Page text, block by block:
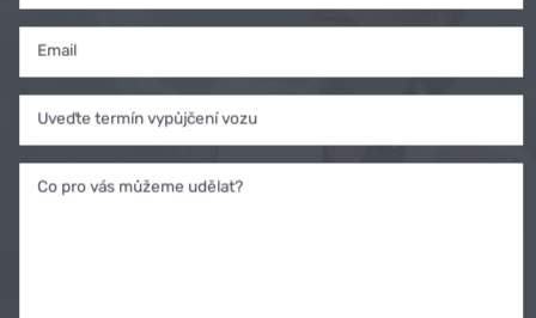
Email
Uveďte termín vypůjčení vozu
Co pro vás můžeme udělat?